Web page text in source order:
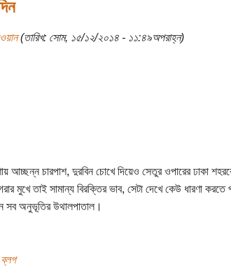
(তারিখ: সোম, ১৫/১২/২০১৪ - ১১:৪৯অপরাহ্ন)
আচ্ছন্ন চারপাশ, দুরবিন চোখে দিয়েও সেতুর ওপারের ঢাকা
মুখে তাই সামান্য বিরক্তির ভাব, সেটা দেখে কেউ ধারণা করতে
সব অনুভূতির উথালপাতাল।